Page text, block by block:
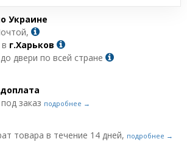
Украине
г.Харьков
до двери по всей стране
заказ подробнее →
товара в течение 14 дней, подробнее →